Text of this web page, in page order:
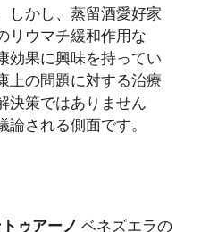
しかし、蒸留酒愛好家
リウマチ緩和作用な
効果に興味を持ってい
上の問題に対する治療
決策ではありません
される側面です。
ゥアーノ ベネズエラの